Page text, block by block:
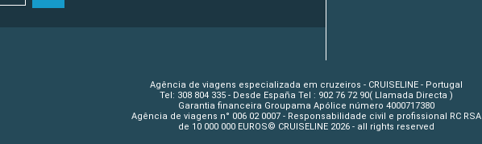
Agência de viagens especializada em cruzeiros - CRUISELINE - Portugal
Tel: 308 804 335 - Desde España Tel : 902 76 72 90( Llamada Directa )
Garantia financeira Groupama Apólice número 4000717380
Agência de viagens n° 006 02 0007 - Responsabilidade civil e profissional RC RSA
de 10 000 000 EUROS© CRUISELINE 2026 - all rights reserved